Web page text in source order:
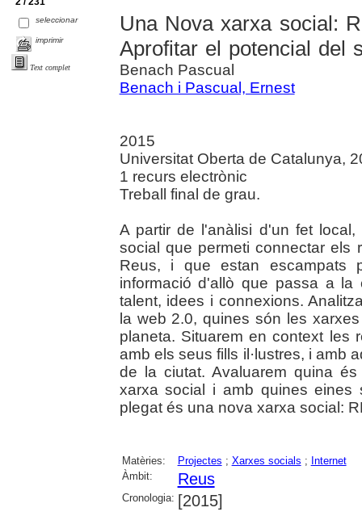
seleccionar
imprimir
Text complet
Una Nova xarxa social:
Aprofitar el potencial del
Benach Pascual
Benach i Pascual, Ernest
2015
Universitat Oberta de Catalunya,
1 recurs electrònic
Treball final de grau.
A partir de l'anàlisi d'un fet
social que permeti connectar els
Reus, i que estan escampats
informació d'allò que passa a
talent, idees i connexions.
la web 2.0, quines són les
planeta. Situarem en context les
amb els seus fills il·lustres, i amb
de la ciutat. Avaluarem quina
xarxa social i amb quines eines
plegat és una nova xarxa social:
Matèries: Projectes ; Xarxes socials ; Internet
Àmbit:
Reus
Cronologia: [2015]